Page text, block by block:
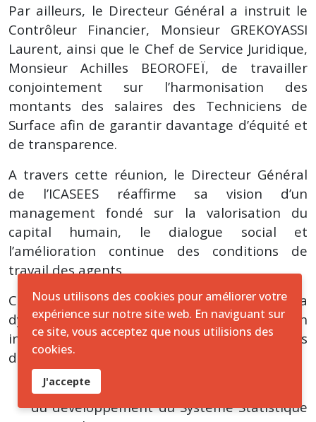
Par ailleurs, le Directeur Général a instruit le
Contrôleur Financier, Monsieur GREKOYASSI
Laurent, ainsi que le Chef de Service Juridique,
Monsieur Achilles BEOROFEÏ, de travailler
conjointement sur l’harmonisation des
montants des salaires des Techniciens de
Surface afin de garantir davantage d’équité et
de transparence.
A travers cette réunion, le Directeur Général
de l’ICASEES réaffirme sa vision d’un
management fondé sur la valorisation du
capital humain, le dialogue social et
l’amélioration continue des conditions de
travail des agents.
Cette initiative s’inscrit également dans la
dynamique globale de modernisation
institutionnelle engagée par l’ICASEES ces
dernières années, notamment dans le cadre :
du RGPH-4 ;
du développement du Système Statistique
Nous utilisons des cookies pour améliorer votre
expérience sur notre site web. En naviguant sur
ce site, vous acceptez que nous utilisions des
cookies.
J'accepte